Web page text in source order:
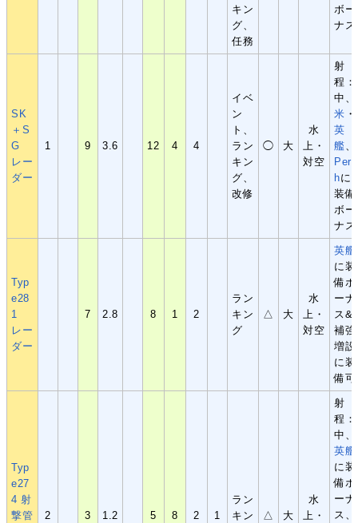
キン
グ、
任務
ボー
ナス
SK
＋S
G
レー
ダー
1 9 3.6 12 4 4
イベ
ン
ト、
ラン
キン
グ、
改修
◯ 大
水
上・
対空
射
程：
中、
米 ・
英
艦
Pert
hに
装備
ボー
ナス
Typ
e28
1
レー
ダー
7 2.8 8 1 2
ラン
キン
グ
△ 大
水
上・
対空
英艦
に装
備ボ
ーナ
ス&
補強
増設
に装
備可
Typ
e27
4 射
撃管
2 3 1.2 5 8 2 1
ラン
キン
△ 大
水
上・
射
程：
中、
英艦
に装
備ボ
ーナ
ス、